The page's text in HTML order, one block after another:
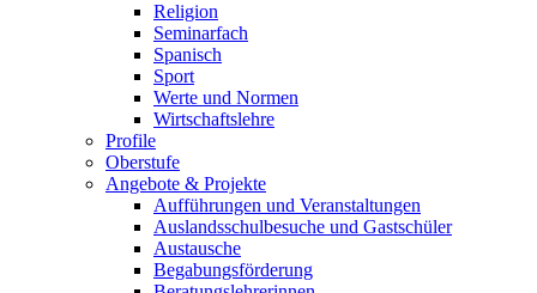
Religion
Seminarfach
Spanisch
Sport
Werte und Normen
Wirtschaftslehre
Profile
Oberstufe
Angebote & Projekte
Aufführungen und Veranstaltungen
Auslandsschulbesuche und Gastschüler
Austausche
Begabungsförderung